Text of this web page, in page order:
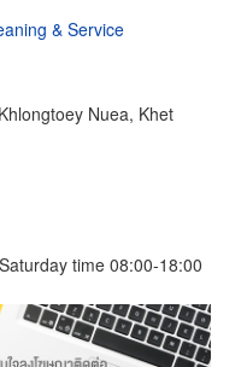
& Service
Nuea, Khet
time 08:00-18:00